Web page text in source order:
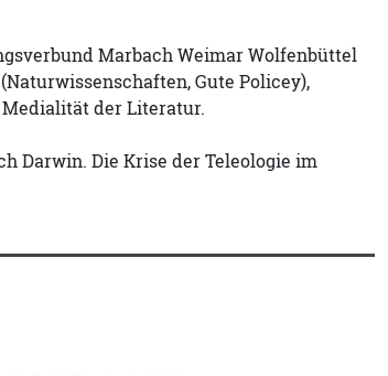
Marbach Weimar Wolfenbüttel
Gute Policey),
der Literatur.
Darwin. Die Krise der Teleologie im